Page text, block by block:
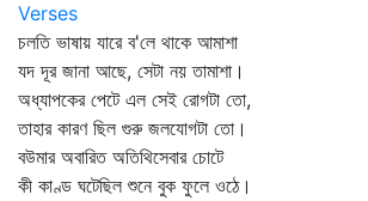
Verses
চলতি ভাষায় যারে ব'লে থাকে আমাশা
যদ দূর জানা আছে, সেটা নয় তামাশা।
অধ্যাপকের পেটে এল সেই রোগটা তো,
তাহার কারণ ছিল গুরু জলযোগটা তো।
বউমার অবারিত অতিথিসেবার চোটে
কী কাণ্ড ঘটেছিল শুনে বুক ফুলে ওঠে।